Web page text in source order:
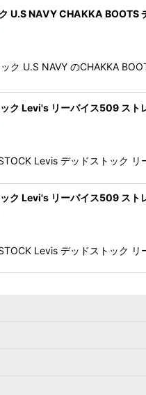
U.S NAVY CHAKKA BOOTS
ク U.S NAVY のCHAKKA
ク Levi's リーバイス509 スト
Levis デッドストック
ク Levi's リーバイス509 スト
Levis デッドストック